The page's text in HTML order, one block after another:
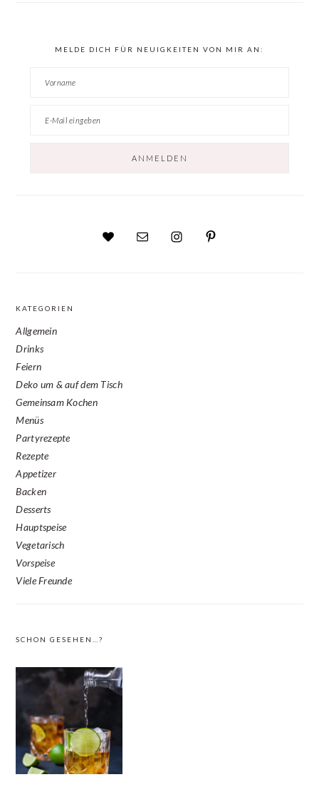
MELDE DICH FÜR NEUIGKEITEN VON MIR AN:
KATEGORIEN
Allgemein
Drinks
Feiern
Deko um & auf dem Tisch
Gemeinsam Kochen
Menüs
Partyrezepte
Rezepte
Appetizer
Backen
Desserts
Hauptspeise
Vegetarisch
Vorspeise
Viele Freunde
SCHON GESEHEN…?